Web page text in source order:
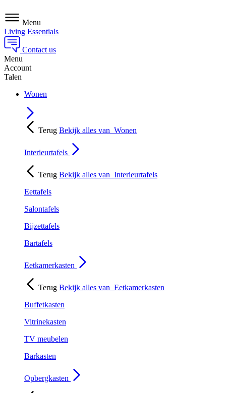
Menu
Living Essentials
Contact us
Menu
Account
Talen
Wonen
Terug Bekijk alles van Wonen
Interieurtafels
Terug Bekijk alles van Interieurtafels
Eettafels
Salontafels
Bijzettafels
Bartafels
Eetkamerkasten
Terug Bekijk alles van Eetkamerkasten
Buffetkasten
Vitrinekasten
TV meubelen
Barkasten
Opbergkasten